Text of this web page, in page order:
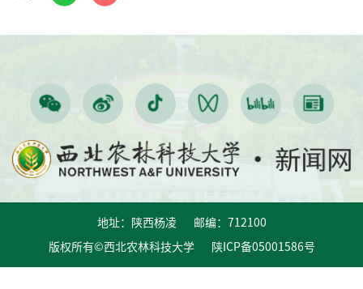
地址：陕西杨凌 邮编：712100
版权所有©西北农林科技大学 陕ICP备05001586号